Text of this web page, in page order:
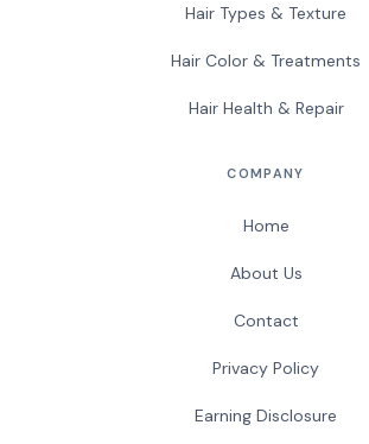
Hair Types & Texture
Hair Color & Treatments
Hair Health & Repair
COMPANY
Home
About Us
Contact
Privacy Policy
Earning Disclosure